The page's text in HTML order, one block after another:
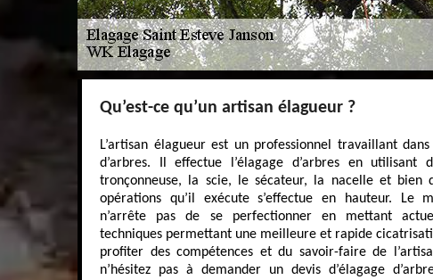
Qu’est-ce qu’un artisan élagueur ?
L’artisan élagueur est un professionnel travaillant
d’arbres. Il effectue l’élagage d’arbres en utilisant
tronçonneuse, la scie, le sécateur, la nacelle et bien
opérations qu’il exécute s’effectue en hauteur. Le
n’arrête pas de se perfectionner en mettant
techniques permettant une meilleure et rapide
profiter des compétences et du savoir-faire de
n’hésitez pas à demander un devis d’élagage